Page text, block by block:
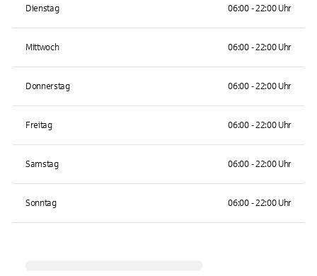
Dienstag 06:00 - 22:00 Uhr
Mittwoch 06:00 - 22:00 Uhr
Donnerstag 06:00 - 22:00 Uhr
Freitag 06:00 - 22:00 Uhr
Samstag 06:00 - 22:00 Uhr
Sonntag 06:00 - 22:00 Uhr